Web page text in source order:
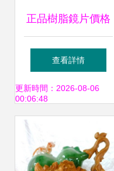
正品樹脂鏡片價格
解析與選購指南 從
超薄工藝到品牌對
查看詳情
更新時間：2026-08-06
00:06:48